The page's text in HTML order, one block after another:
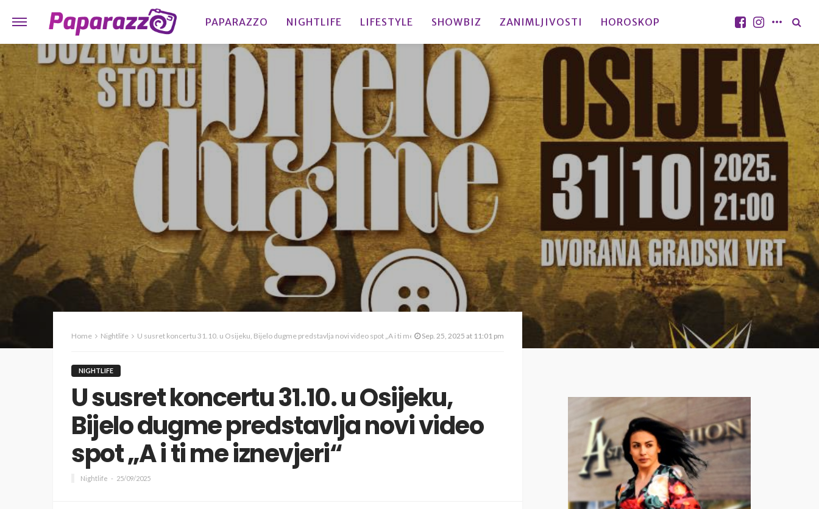
PAPARAZZO NIGHTLIFE LIFESTYLE SHOWBIZ ZANIMLJIVOSTI HOROSKOP
Home Nightlife U susret koncertu 31.10. u Osijeku, Bijelo dugme predstavlja novi video spot „A i ti me iznevjeri“Sep. 25, 2025 at 11:01 pm
NIGHTLIFE
U susret koncertu 31.10. u Osijeku,
Bijelo dugme predstavlja novi video
spot „A i ti me iznevjeri“
Nightlife 25/09/2025